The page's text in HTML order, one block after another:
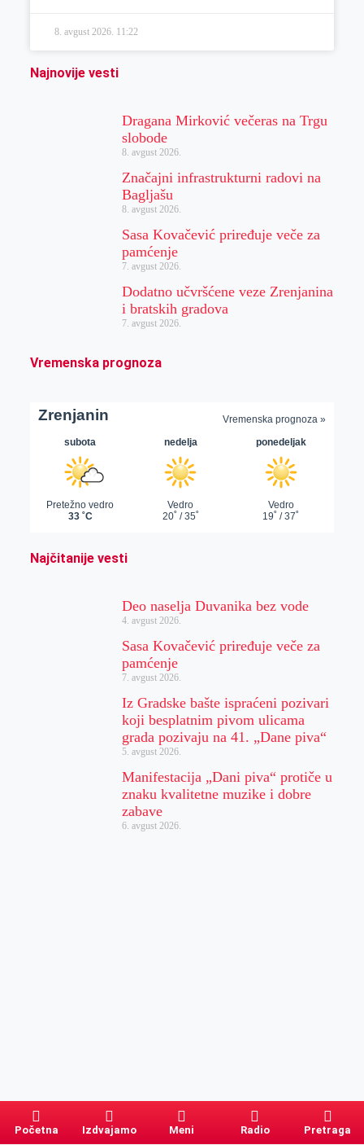
8. avgust 2026. 11:22
Najnovije vesti
Dragana Mirković večeras na Trgu
slobode
8. avgust 2026.
Značajni infrastrukturni radovi na
Bagljašu
8. avgust 2026.
Sasa Kovačević priređuje veče za
pamćenje
7. avgust 2026.
Dodatno učvršćene veze Zrenjanina
i bratskih gradova
7. avgust 2026.
Vremenska prognoza
Najčitanije vesti
Deo naselja Duvanika bez vode
4. avgust 2026.
Sasa Kovačević priređuje veče za
pamćenje
7. avgust 2026.
Iz Gradske bašte ispraćeni pozivari
koji besplatnim pivom ulicama
grada pozivaju na 41. „Dane piva“
5. avgust 2026.
Manifestacija „Dani piva“ protiče u
znaku kvalitetne muzike i dobre
zabave
6. avgust 2026.
Početna Izdvajamo Meni Radio Pretraga